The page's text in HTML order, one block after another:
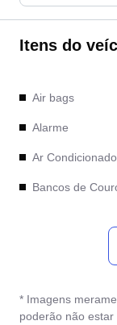
Itens do
Air bags
Alarme
Ar Condicionado
Bancos de
Camera de Re
* Imagens
poderão não